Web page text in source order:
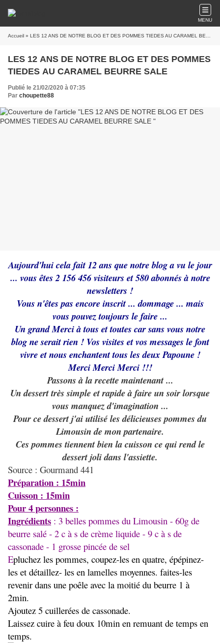
MENU
Accueil » LES 12 ANS DE NOTRE BLOG ET DES POMMES TIEDES AU CARAMEL BEURRE SALE
LES 12 ANS DE NOTRE BLOG ET DES POMMES
TIEDES AU CARAMEL BEURRE SALE
Publié le 21/02/2020 à 07:35
Par choupette88
Aujourd'hui cela fait 12 ans que notre blog a vu le jour
... vous êtes 2 156 456 visiteurs et 580 abonnés à notre
newsletters !
Vous n'êtes pas encore inscrit ... dommage ... mais
vous pouvez toujours le faire ...
Un grand Merci à tous et toutes car sans vous notre
blog ne serait rien ! Vos visites et vos messages le font
vivre et nous enchantent tous les deux Papoune !
Merci Merci Merci !!!
Passons à la recette maintenant ...
Un dessert très simple et rapide à faire un soir lorsque
vous manquez d'imagination ...
Pour ce dessert j'ai utilisé les délicieuses pommes du
Limousin de mon partenaire.
Ces pommes tiennent bien la cuisson ce qui rend le
dessert joli dans l'assiette.
Source : Gourmand 441
Préparation : 15min
Cuisson : 15min
Pour 4 personnes :
Ingrédients : 3 belles pommes du Limousin - 60g de
beurre salé - 2 c à s de crème liquide - 9 c à s de
cassonade - 1 grosse pincée de sel
Epluchez les pommes, coupez-les en quatre, épépinez-
les et détaillez- les en lamelles moyennes. faites-les
revenir dans une poêle avec la moitié du beurre 1 à
2min.
Ajoutez 5 cuillerées de cassonade.
Laissez cuire à feu doux 10min en remuant de temps en
temps.